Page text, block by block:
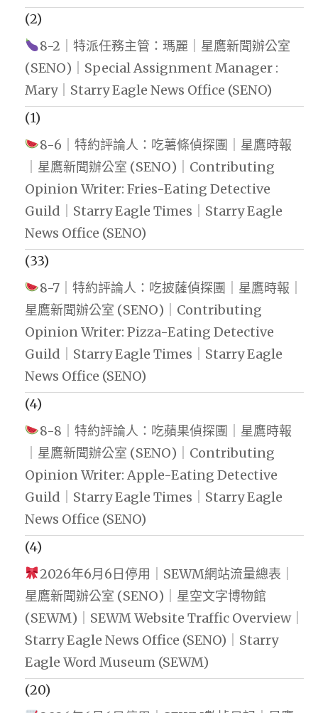
(2)
8-2｜特派任務主管：瑪麗｜星鷹新聞辦公室
(SENO)｜Special Assignment Manager :
Mary｜Starry Eagle News Office (SENO)
(1)
8-6｜特約評論人：吃薯條偵探團｜星鷹時報
｜星鷹新聞辦公室 (SENO)｜Contributing
Opinion Writer: Fries-Eating Detective
Guild｜Starry Eagle Times｜Starry Eagle
News Office (SENO)
(33)
8-7｜特約評論人：吃披薩偵探團｜星鷹時報｜
星鷹新聞辦公室 (SENO)｜Contributing
Opinion Writer: Pizza-Eating Detective
Guild｜Starry Eagle Times｜Starry Eagle
News Office (SENO)
(4)
8-8｜特約評論人：吃蘋果偵探團｜星鷹時報
｜星鷹新聞辦公室 (SENO)｜Contributing
Opinion Writer: Apple-Eating Detective
Guild｜Starry Eagle Times｜Starry Eagle
News Office (SENO)
(4)
2026年6月6日停用｜SEWM網站流量總表｜
星鷹新聞辦公室 (SENO)｜星空文字博物館
(SEWM)｜SEWM Website Traffic Overview｜
Starry Eagle News Office (SENO)｜Starry
Eagle Word Museum (SEWM)
(20)